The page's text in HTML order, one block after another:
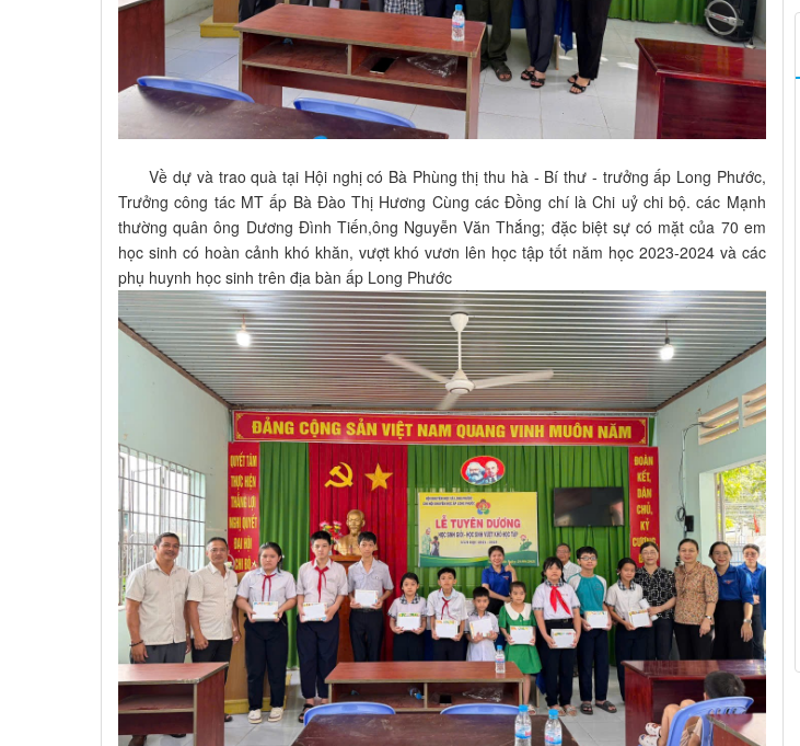
Về dự và trao quà tại Hội nghị có Bà Phùng thị thu hà - Bí thư - trưởng ấp Long Phước,
Trưởng công tác MT ấp Bà Đào Thị Hương Cùng các Đồng chí là Chi uỷ chi bộ. các Mạnh
thường quân ông Dương Đình Tiến,ông Nguyễn Văn Thắng; đặc biệt sự có mặt của 70 em
học sinh có hoàn cảnh khó khăn, vượt khó vươn lên học tập tốt năm học 2023-2024 và các
phụ huynh học sinh trên địa bàn ấp Long Phước